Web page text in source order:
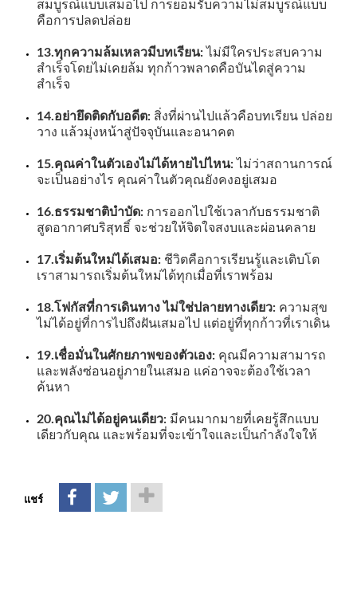
สมบูรณ์แบบเสมอไป การยอมรับความไม่สมบูรณ์แบบ
คือการปลดปล่อย
13.ทุกความล้มเหลวมีบทเรียน: ไม่มีใครประสบความ
สำเร็จโดยไม่เคยล้ม ทุกก้าวพลาดคือบันไดสู่ความ
สำเร็จ
14.อย่ายึดติดกับอดีต: สิ่งที่ผ่านไปแล้วคือบทเรียน ปล่อย
วาง แล้วมุ่งหน้าสู่ปัจจุบันและอนาคต
15.คุณค่าในตัวเองไม่ได้หายไปไหน: ไม่ว่าสถานการณ์
จะเป็นอย่างไร คุณค่าในตัวคุณยังคงอยู่เสมอ
16.ธรรมชาติบำบัด: การออกไปใช้เวลากับธรรมชาติ
สูดอากาศบริสุทธิ์ จะช่วยให้จิตใจสงบและผ่อนคลาย
17.เริ่มต้นใหม่ได้เสมอ: ชีวิตคือการเรียนรู้และเติบโต
เราสามารถเริ่มต้นใหม่ได้ทุกเมื่อที่เราพร้อม
18.โฟกัสที่การเดินทาง ไม่ใช่ปลายทางเดียว: ความสุข
ไม่ได้อยู่ที่การไปถึงฝันเสมอไป แต่อยู่ที่ทุกก้าวที่เราเดิน
19.เชื่อมั่นในศักยภาพของตัวเอง: คุณมีความสามารถ
และพลังซ่อนอยู่ภายในเสมอ แค่อาจจะต้องใช้เวลา
ค้นหา
20.คุณไม่ได้อยู่คนเดียว: มีคนมากมายที่เคยรู้สึกแบบ
เดียวกับคุณ และพร้อมที่จะเข้าใจและเป็นกำลังใจให้
แชร์